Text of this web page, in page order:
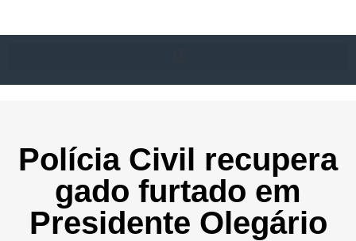
Polícia Civil recupera
gado furtado em
Presidente Olegário